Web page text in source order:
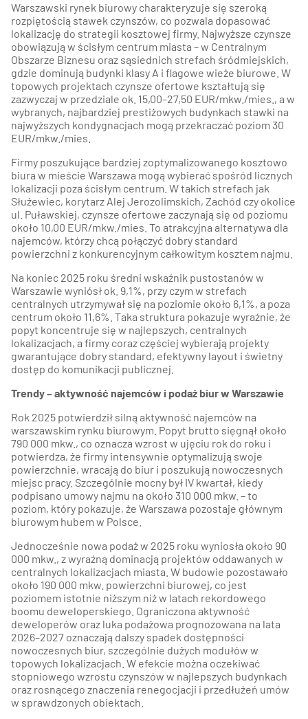
Warszawski rynek biurowy charakteryzuje się szeroką
rozpiętością stawek czynszów, co pozwala dopasować
lokalizację do strategii kosztowej firmy. Najwyższe czynsze
obowiązują w ścisłym centrum miasta – w Centralnym
Obszarze Biznesu oraz sąsiednich strefach śródmiejskich,
gdzie dominują budynki klasy A i flagowe wieże biurowe. W
topowych projektach czynsze ofertowe kształtują się
zazwyczaj w przedziale ok. 15,00–27,50 EUR/mkw./mies., a w
wybranych, najbardziej prestiżowych budynkach stawki na
najwyższych kondygnacjach mogą przekraczać poziom 30
EUR/mkw./mies.
Firmy poszukujące bardziej zoptymalizowanego kosztowo
biura w mieście Warszawa mogą wybierać spośród licznych
lokalizacji poza ścisłym centrum. W takich strefach jak
Służewiec, korytarz Alej Jerozolimskich, Zachód czy okolice
ul. Puławskiej, czynsze ofertowe zaczynają się od poziomu
około 10,00 EUR/mkw./mies. To atrakcyjna alternatywa dla
najemców, którzy chcą połączyć dobry standard
powierzchni z konkurencyjnym całkowitym kosztem najmu.
Na koniec 2025 roku średni wskaźnik pustostanów w
Warszawie wyniósł ok. 9,1%, przy czym w strefach
centralnych utrzymywał się na poziomie około 6,1%, a poza
centrum około 11,6%. Taka struktura pokazuje wyraźnie, że
popyt koncentruje się w najlepszych, centralnych
lokalizacjach, a firmy coraz częściej wybierają projekty
gwarantujące dobry standard, efektywny layout i świetny
dostęp do komunikacji publicznej.
Trendy – aktywność najemców i podaż biur w Warszawie
Rok 2025 potwierdził silną aktywność najemców na
warszawskim rynku biurowym. Popyt brutto sięgnął około
790 000 mkw., co oznacza wzrost w ujęciu rok do roku i
potwierdza, że firmy intensywnie optymalizują swoje
powierzchnie, wracają do biur i poszukują nowoczesnych
miejsc pracy. Szczególnie mocny był IV kwartał, kiedy
podpisano umowy najmu na około 310 000 mkw. – to
poziom, który pokazuje, że Warszawa pozostaje głównym
biurowym hubem w Polsce.
Jednocześnie nowa podaż w 2025 roku wyniosła około 90
000 mkw., z wyraźną dominacją projektów oddawanych w
centralnych lokalizacjach miasta. W budowie pozostawało
około 190 000 mkw. powierzchni biurowej, co jest
poziomem istotnie niższym niż w latach rekordowego
boomu deweloperskiego. Ograniczona aktywność
deweloperów oraz luka podażowa prognozowana na lata
2026–2027 oznaczają dalszy spadek dostępności
nowoczesnych biur, szczególnie dużych modułów w
topowych lokalizacjach. W efekcie można oczekiwać
stopniowego wzrostu czynszów w najlepszych budynkach
oraz rosnącego znaczenia renegocjacji i przedłużeń umów
w sprawdzonych obiektach.